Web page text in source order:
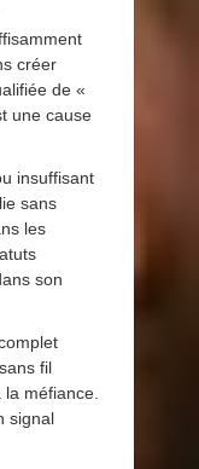
créer
de «
une cause
insuffisant
sans
les
son
fil
méfiance.
signal